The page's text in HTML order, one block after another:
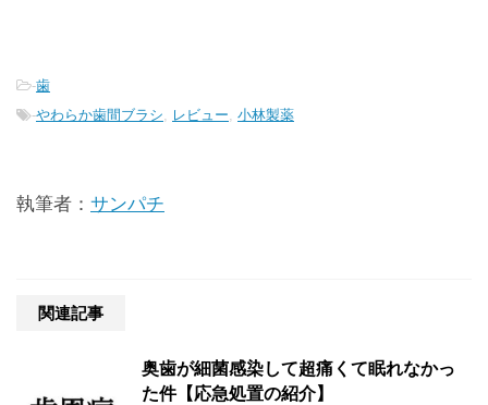
-歯
-やわらか歯間ブラシ レビュー 小林製薬
執筆者： サンパチ
関連記事
奥歯が細菌感染して超痛くて眠れなかっ
た件【応急処置の紹介】